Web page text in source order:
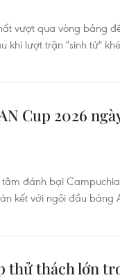
vượt qua vòng bảng
khi lượt trận "sinh tử"
Cup 2026
đánh bại
kết với ngôi đầu bảng
thử thách lớn